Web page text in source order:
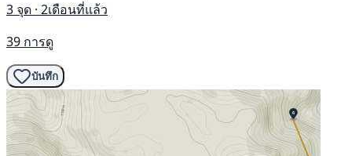
3 จุด · 2เดือนที่แล้ว
39 การดู
บันทึก